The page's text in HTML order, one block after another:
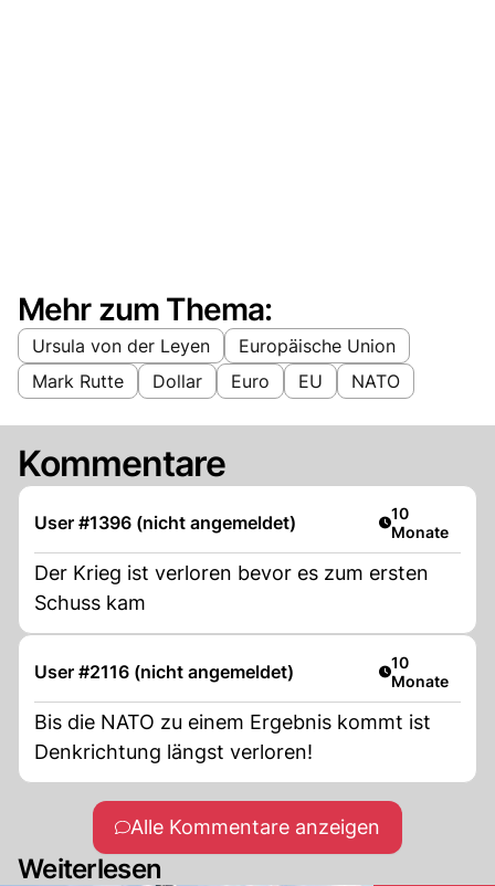
Mehr zum Thema:
Ursula von der Leyen
Europäische Union
Mark Rutte
Dollar Euro EU NATO
Kommentare
User #1396 (nicht angemeldet) Artikel
10
Monate
Der Krieg ist verloren bevor es zum ersten
Schuss kam
User #2116 (nicht angemeldet) Artikel
10
Monate
Bis die NATO zu einem Ergebnis kommt ist
Denkrichtung längst verloren!
Alle Kommentare anzeigen
Weiterlesen